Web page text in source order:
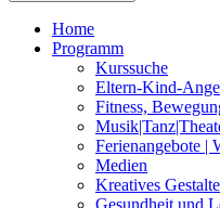
Home
Programm
Kurssuche
Eltern-Kind-
Fitness,
Ferienangebote |
Medien
Kreatives
Gesundheit und